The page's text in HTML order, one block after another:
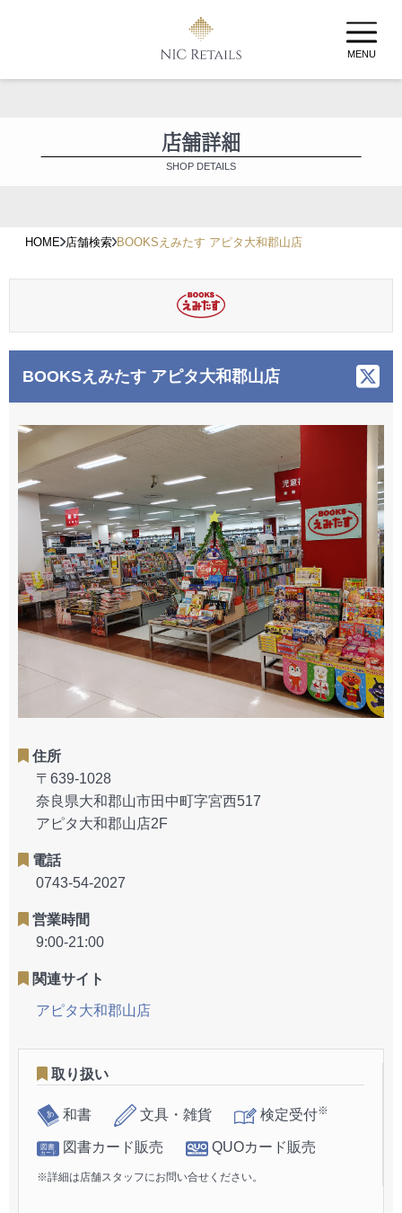
MENU
店舗詳細
SHOP DETAILS
HOME 店舗検索 BOOKSえみたす アピタ大和郡山店
BOOKSえみたす アピタ大和郡山店
住所
〒639-1028
奈良県大和郡山市田中町字宮西517
アピタ大和郡山店2F
電話
0743-54-2027
営業時間
9:00-21:00
関連サイト
アピタ大和郡山店
取り扱い
和書 文具・雑貨 検定受付※
図書カード販売 QUOカード販売
※詳細は店舗スタッフにお問い合せください。